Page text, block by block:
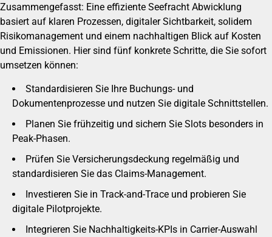
Zusammengefasst: Eine effiziente Seefracht Abwicklung
basiert auf klaren Prozessen, digitaler Sichtbarkeit, solidem
Risikomanagement und einem nachhaltigen Blick auf Kosten
und Emissionen. Hier sind fünf konkrete Schritte, die Sie sofort
umsetzen können:
Standardisieren Sie Ihre Buchungs- und
Dokumentenprozesse und nutzen Sie digitale Schnittstellen.
Planen Sie frühzeitig und sichern Sie Slots besonders in
Peak-Phasen.
Prüfen Sie Versicherungsdeckung regelmäßig und
standardisieren Sie das Claims-Management.
Investieren Sie in Track-and-Trace und probieren Sie
digitale Pilotprojekte.
Integrieren Sie Nachhaltigkeits-KPIs in Carrier-Auswahl